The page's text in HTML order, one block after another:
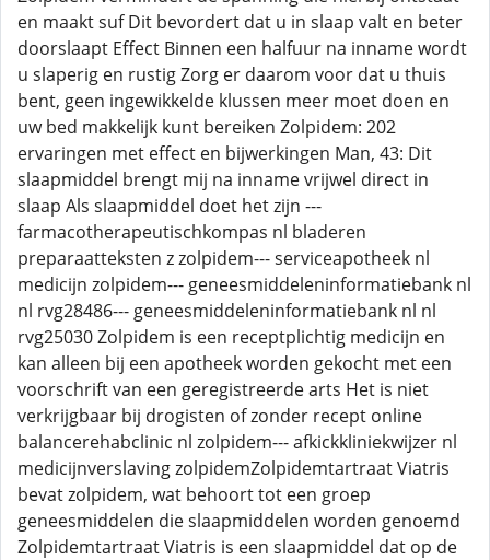
en maakt suf Dit bevordert dat u in slaap valt en beter
doorslaapt Effect Binnen een halfuur na inname wordt
u slaperig en rustig Zorg er daarom voor dat u thuis
bent, geen ingewikkelde klussen meer moet doen en
uw bed makkelijk kunt bereiken Zolpidem: 202
ervaringen met effect en bijwerkingen Man, 43: Dit
slaapmiddel brengt mij na inname vrijwel direct in
slaap Als slaapmiddel doet het zijn ---
farmacotherapeutischkompas nl bladeren
preparaatteksten z zolpidem--- serviceapotheek nl
medicijn zolpidem--- geneesmiddeleninformatiebank nl
nl rvg28486--- geneesmiddeleninformatiebank nl nl
rvg25030 Zolpidem is een receptplichtig medicijn en
kan alleen bij een apotheek worden gekocht met een
voorschrift van een geregistreerde arts Het is niet
verkrijgbaar bij drogisten of zonder recept online
balancerehabclinic nl zolpidem--- afkickkliniekwijzer nl
medicijnverslaving zolpidemZolpidemtartraat Viatris
bevat zolpidem, wat behoort tot een groep
geneesmiddelen die slaapmiddelen worden genoemd
Zolpidemtartraat Viatris is een slaapmiddel dat op de